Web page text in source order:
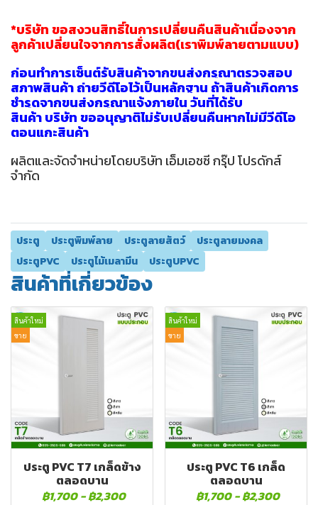
*บริษัท ขอสงวนสิทธิ์ในการเปลี่ยนคืนสินค้าเนื่องจาก
ลูกค้าเปลี่ยนใจจากการสั่งผลิต(เราพิมพ์ลายตามแบบ)
ก่อนทำการเซ็นต์รับสินค้าจากขนส่งกรุณาตรวจสอบ
สภาพสินค้า ถ่ายวีดีโอไว้เป็นหลักฐาน ถ้าสินค้าเกิดการ
ชำรุดจากขนส่งกรุณาแจ้งภายใน วันที่ได้รับ
สินค้า บริษัท ขออนุญาติไม่รับเปลี่ยนคืนหากไม่มีวีดีโอ
ตอนแกะสินค้า
ผลิตและจัดจำหน่ายโดยบริษัท เอ็มเอชซี กรุ๊ป โปรดักส์
จำกัด
ประตู ประตูพิมพ์ลาย ประตูลายสัตว์
ประตูลายมงคล
ประตูPVC
ประตูไม้เมลามีน ประตูUPVC
สินค้าที่เกี่ยวข้อง
สินค้าใหม่
ขาย
ประตู PVC T7 เกล็ดข้าง
ตลอดบาน
฿1,700 -฿2,300
สินค้าใหม่
ขาย
ประตู PVC T6 เกล็ด
ตลอดบาน
฿1,700 -฿2,300